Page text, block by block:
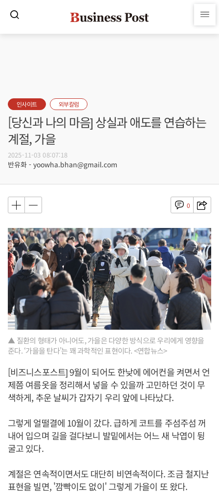
인사이트 외부칼럼
[당신과 나의 마음] 상실과 애도를 연습하는
계절, 가을
2025-11-03 08:07:18
반유화 - yoowha.bhan@gmail.com
0
▲ 질환의 형태가 아니어도, 가을은 다양한 방식으로 우리에게 영향을
준다. ‘가을을 탄다’는 꽤 과학적인 표현이다. <연합뉴스>
[비즈니스포스트] 9월이 되어도 한낮에 에어컨을 켜면서 언
제쯤 여름옷을 정리해서 넣을 수 있을까 고민하던 것이 무
색하게, 추운 날씨가 갑자기 우리 앞에 나타났다.
그렇게 얼떨결에 10월이 갔다. 급하게 코트를 주섬주섬 꺼
내어 입으며 길을 걸다보니 발밑에서는 어느 새 낙엽이 뒹
굴고 있다.
계절은 연속적이면서도 대단히 비연속적이다. 조금 철지난
표현을 빌면, '깜빡이도 없이' 그렇게 가을이 또 왔다.